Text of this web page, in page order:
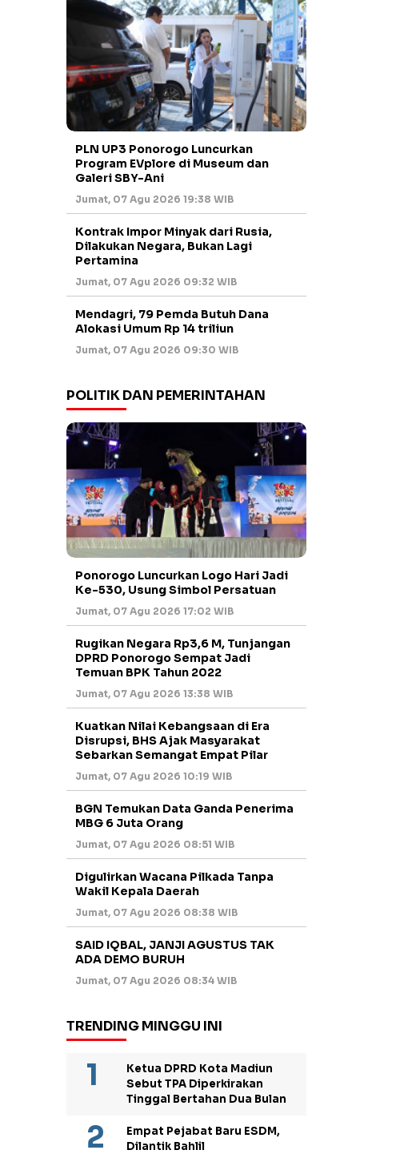
PLN UP3 Ponorogo Luncurkan
Program EVplore di Museum dan
Galeri SBY-Ani
Jumat, 07 Agu 2026 19:38 WIB
Kontrak Impor Minyak dari Rusia,
Dilakukan Negara, Bukan Lagi
Pertamina
Jumat, 07 Agu 2026 09:32 WIB
Mendagri, 79 Pemda Butuh Dana
Alokasi Umum Rp 14 triliun
Jumat, 07 Agu 2026 09:30 WIB
POLITIK DAN PEMERINTAHAN
Ponorogo Luncurkan Logo Hari Jadi
Ke-530, Usung Simbol Persatuan
Jumat, 07 Agu 2026 17:02 WIB
Rugikan Negara Rp3,6 M, Tunjangan
DPRD Ponorogo Sempat Jadi
Temuan BPK Tahun 2022
Jumat, 07 Agu 2026 13:38 WIB
Kuatkan Nilai Kebangsaan di Era
Disrupsi, BHS Ajak Masyarakat
Sebarkan Semangat Empat Pilar
Jumat, 07 Agu 2026 10:19 WIB
BGN Temukan Data Ganda Penerima
MBG 6 Juta Orang
Jumat, 07 Agu 2026 08:51 WIB
Digulirkan Wacana Pilkada Tanpa
Wakil Kepala Daerah
Jumat, 07 Agu 2026 08:38 WIB
SAID IQBAL, JANJI AGUSTUS TAK
ADA DEMO BURUH
Jumat, 07 Agu 2026 08:34 WIB
TRENDING MINGGU INI
Ketua DPRD Kota Madiun
Sebut TPA Diperkirakan
Tinggal Bertahan Dua Bulan
Empat Pejabat Baru ESDM,
Dilantik Bahlil